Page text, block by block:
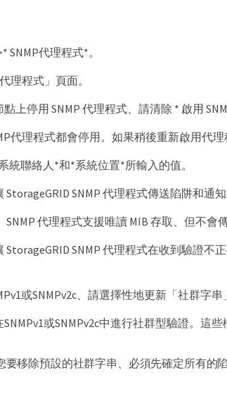
代理程式*。
理程式」頁面。
上停用 SNMP 代理程式、請清除 * 啟用
代理程式都會停用。如果稍後重新啟用代
統聯絡人*和*系統位置*所輸入的值。
SNMP 代理程式傳送陷阱和通
代理程式支援唯讀 MIB 存取、但不會傳
StorageGRID SNMP 代理程式在收到驗證
或SNMPv2c、請選擇性地更新「社群字串
或SNMPv2c中進行社群型驗證。這些
要移除預設的社群字串、必須先確定所有的